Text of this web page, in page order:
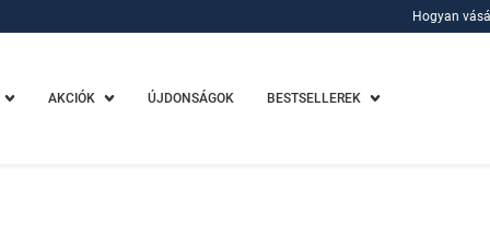
Hogyan
AKCIÓK ÚJDONSÁGOK BESTSELLEREK